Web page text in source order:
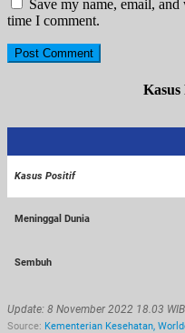
Save my name, email,
time I comment.